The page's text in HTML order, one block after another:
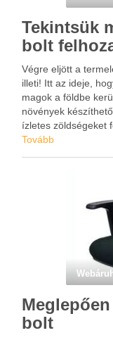
Tekintsük
bolt
Végre eljött a
illeti! Itt az ideje,
magok a földbe
növények
ízletes zöldségeket
Tovább
bolt